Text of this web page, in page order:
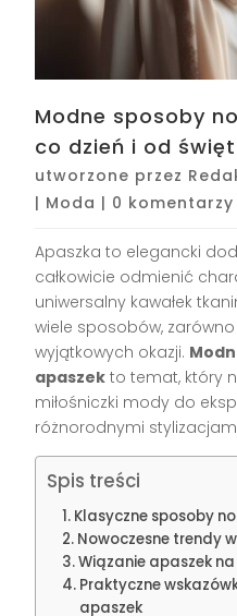
Modne sposoby
co dzień i od
utworzone przez
| Moda | 0 komentarzy
Apaszka to elegancki
całkowicie odmienić
uniwersalny kawałek
wiele sposobów,
wyjątkowych okazji.
apaszek to temat, który
miłośniczki mody do
różnorodnymi
Spis treści
Klasyczne sposoby
Nowoczesne trendy
Wiązanie apaszek
Praktyczne
apaszek